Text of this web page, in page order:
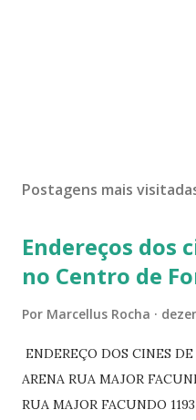
Postagens mais
Endereços dos
no Centro de
Por Marcellus Rocha
ENDEREÇO DOS CINES
ARENA RUA MAJOR
RUA MAJOR FACUNDO